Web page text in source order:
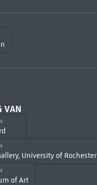
VAN
University of Rochester
of Art